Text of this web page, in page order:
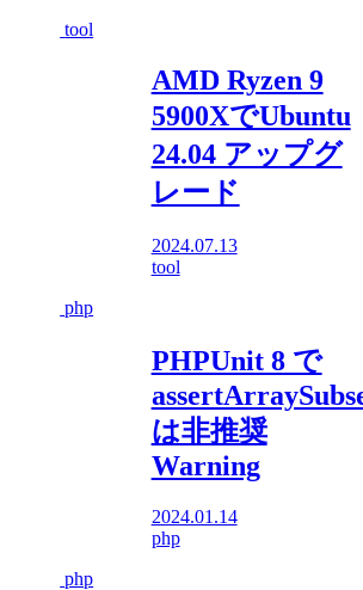
tool
AMD Ryzen 9
5900XでUbuntu
24.04 アップグ
レード
2024.07.13
tool
php
PHPUnit 8 で
は非推奨
Warning
2024.01.14
php
php